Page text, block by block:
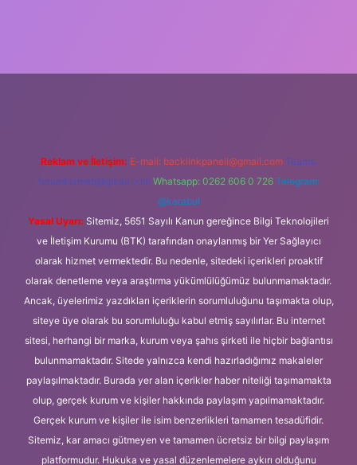
Reklam ve İletişim: E-mail: backlinkpaneli@gmail.com Teams:
forumhizmeti@gmail.com Whatsapp: 0262 606 0 726 Telegram:
@karabul
Yasal Uyarı: Sitemiz, 5651 Sayılı Kanun gereğince Bilgi Teknolojileri
ve İletişim Kurumu (BTK) tarafından onaylanmış bir Yer Sağlayıcı
olarak hizmet vermektedir. Bu nedenle, sitedeki içerikleri proaktif
olarak denetleme veya araştırma yükümlülüğümüz bulunmamaktadır.
Ancak, üyelerimiz yazdıkları içeriklerin sorumluluğunu taşımakta olup,
siteye üye olarak bu sorumluluğu kabul etmiş sayılırlar. Bu internet
sitesi, herhangi bir marka, kurum veya şahıs şirketi ile hiçbir bağlantısı
bulunmamaktadır. Sitede yalnızca kendi hazırladığımız makaleler
paylaşılmaktadır. Burada yer alan içerikler haber niteliği taşımamakta
olup, gerçek kurum ve kişiler hakkında paylaşım yapılmamaktadır.
Gerçek kurum ve kişiler ile isim benzerlikleri tamamen tesadüfidir.
Sitemiz, kar amacı gütmeyen ve tamamen ücretsiz bir bilgi paylaşım
platformudur. Hukuka ve yasal düzenlemelere aykırı olduğunu